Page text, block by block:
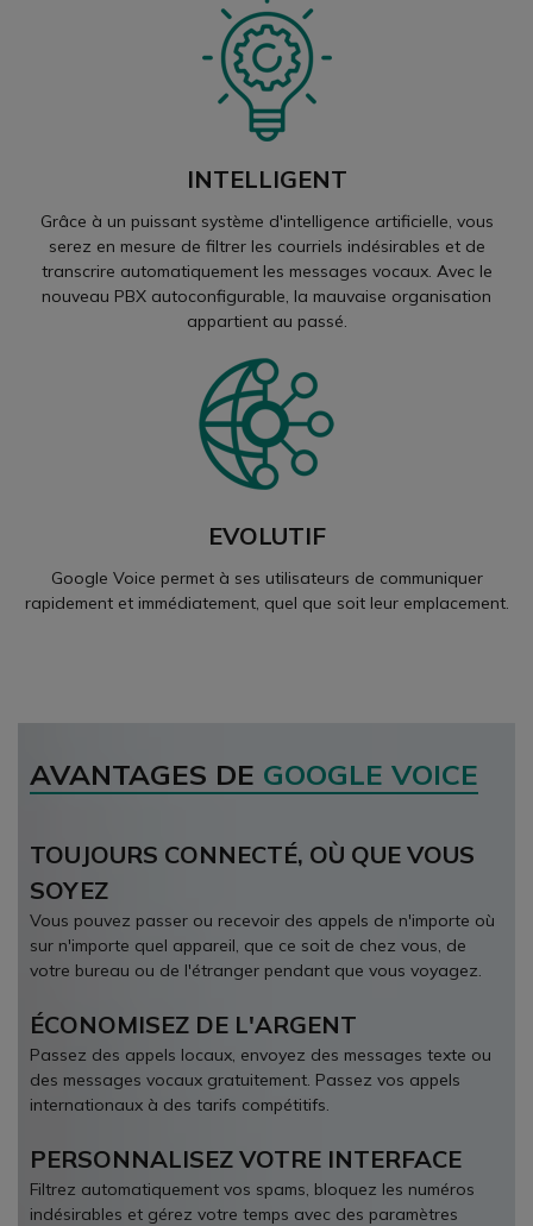
INTELLIGENT
Grâce à un puissant système d'intelligence artificielle, vous
serez en mesure de filtrer les courriels indésirables et de
transcrire automatiquement les messages vocaux. Avec le
nouveau PBX autoconfigurable, la mauvaise organisation
appartient au passé.
EVOLUTIF
Google Voice permet à ses utilisateurs de communiquer
rapidement et immédiatement, quel que soit leur emplacement.
AVANTAGES DE GOOGLE VOICE
TOUJOURS CONNECTÉ, OÙ QUE VOUS
SOYEZ
Vous pouvez passer ou recevoir des appels de n'importe où
sur n'importe quel appareil, que ce soit de chez vous, de
votre bureau ou de l'étranger pendant que vous voyagez.
ÉCONOMISEZ DE L'ARGENT
Passez des appels locaux, envoyez des messages texte ou
des messages vocaux gratuitement. Passez vos appels
internationaux à des tarifs compétitifs.
PERSONNALISEZ VOTRE INTERFACE
Filtrez automatiquement vos spams, bloquez les numéros
indésirables et gérez votre temps avec des paramètres